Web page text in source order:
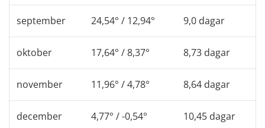
september 24,54° / 12,94° 9,0 dagar
oktober 17,64° / 8,37° 8,73 dagar
november 11,96° / 4,78° 8,64 dagar
december 4,77° / -0,54° 10,45 dagar